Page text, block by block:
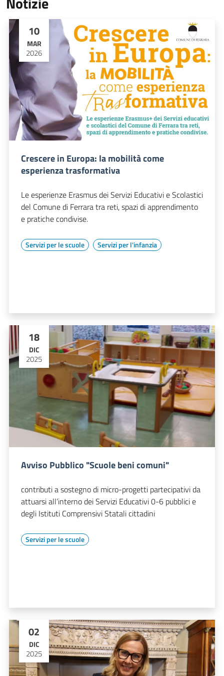
10
MAR
2026
Crescere in Europa: la mobilità come
esperienza trasformativa
Le esperienze Erasmus dei Servizi Educativi e Scolastici
del Comune di Ferrara tra reti, spazi di apprendimento
e pratiche condivise.
Servizi per le scuole Servizi per l'infanzia
18
DIC
2025
Avviso Pubblico "Scuole beni comuni"
contributi a sostegno di micro-progetti partecipativi da
attuarsi all’interno dei Servizi Educativi 0-6 pubblici e
degli Istituti Comprensivi Statali cittadini
Servizi per le scuole
02
DIC
2025